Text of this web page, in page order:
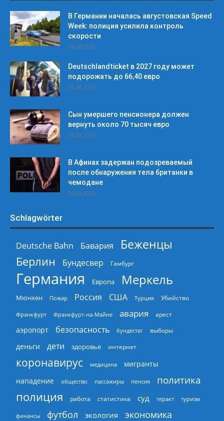
В Германии началась августовская Speed
Week: полиция усилила контроль
скорости
04.08.2026
Deutschlandticket в 2027 году может
подорожать до 66,40 евро
04.08.2026
Сын умершего пенсионера должен
вернуть около 70 тысяч евро
04.08.2026
В Афинах задержан подозреваемый
после обнаружения тела британки в
чемодане
04.08.2026
Schlagwörter
Deutsche Bahn Бавария
Беженцы
Берлин
Бундесвер Гамбург
Германия Европа Меркель
Мюнхен Пожар Россия США Турция Убийство
Франкфурт Франкфурт-на-Майне авария арест
аэропорт безопасность бундестаг выборы
деньги дети здоровье интернет
коронавирус медицина
мигранты
нападение
общество пассажиры пенсия политика
полиция работа статистика суд теракт туризм
финансы футбол экология экономика